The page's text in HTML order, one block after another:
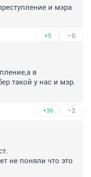
и мэра
+5 –0
в
такой у нас и мэр.
+36 –2
не поняли что это